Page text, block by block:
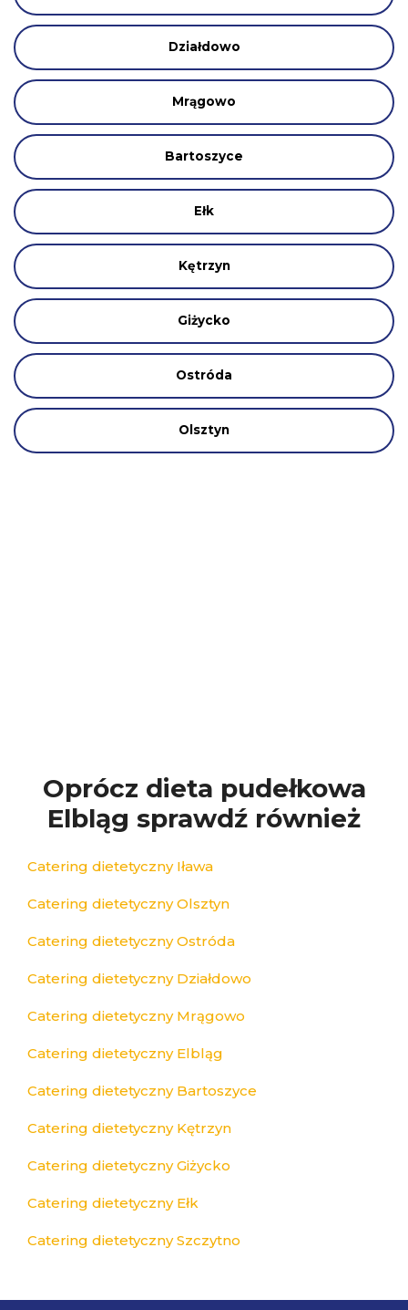
Działdowo
Mrągowo
Bartoszyce
Ełk
Kętrzyn
Giżycko
Ostróda
Olsztyn
Oprócz dieta pudełkowa
Elbląg sprawdź również
Catering dietetyczny Iława
Catering dietetyczny Olsztyn
Catering dietetyczny Ostróda
Catering dietetyczny Działdowo
Catering dietetyczny Mrągowo
Catering dietetyczny Elbląg
Catering dietetyczny Bartoszyce
Catering dietetyczny Kętrzyn
Catering dietetyczny Giżycko
Catering dietetyczny Ełk
Catering dietetyczny Szczytno